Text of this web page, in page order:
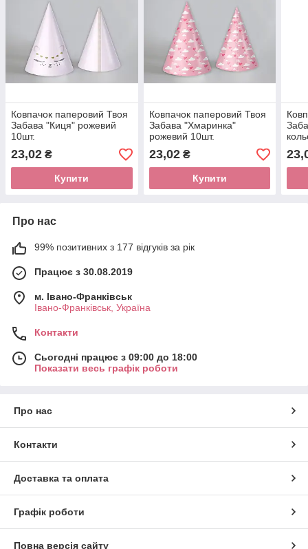
Ковпачок паперовий Твоя
Забава "Киця" рожевий
10шт.
23,02 ₴
Купити
Ковпачок паперовий Твоя
Забава "Хмаринка"
рожевий 10шт.
23,02₴
Купити
Про нас
99% позитивних з 177 відгуків за рік
Працює з 30.08.2019
м. Івано-Франківськ
Івано-Франківськ, Україна
Контакти
Сьогодні працює з 09:00 до 18:00
Показати весь графік роботи
Про нас
Контакти
Доставка та оплата
Графік роботи
Повна версія сайту